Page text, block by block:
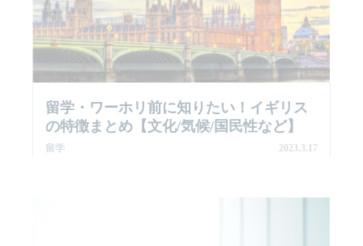
留学・ワーホリ前に知りたい！イギリス
の特徴まとめ【文化/気候/国民性など】
留学 2023.3.17